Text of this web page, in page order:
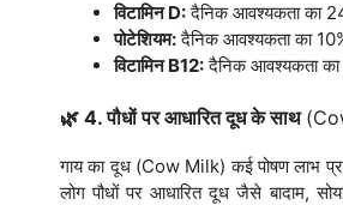
विटामिन D:दैनिक आवश्यकता का
पोटेशियम:दैनिक आवश्यकता का
विटामिन B12:दैनिक आवश्यकता का
🌿 4. पौधों पर आधारित दूध के साथ
गाय का दूध (Cow Milk) कई पोषण लाभ
लोग पौधों पर आधारित दूध जैसे बादाम,